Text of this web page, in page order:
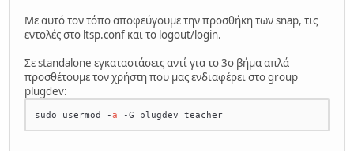
Με αυτό τον τόπο αποφεύγουμε την προσθήκη των snap, τις
εντολές στο ltsp.conf και το logout/login.
Σε standalone εγκαταστάσεις αντί για το 3ο βήμα απλά
προσθέτουμε τον χρήστη που μας ενδιαφέρει στο group
plugdev:
sudo usermod -a